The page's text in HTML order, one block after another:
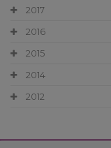
2017
2016
2015
2014
2012